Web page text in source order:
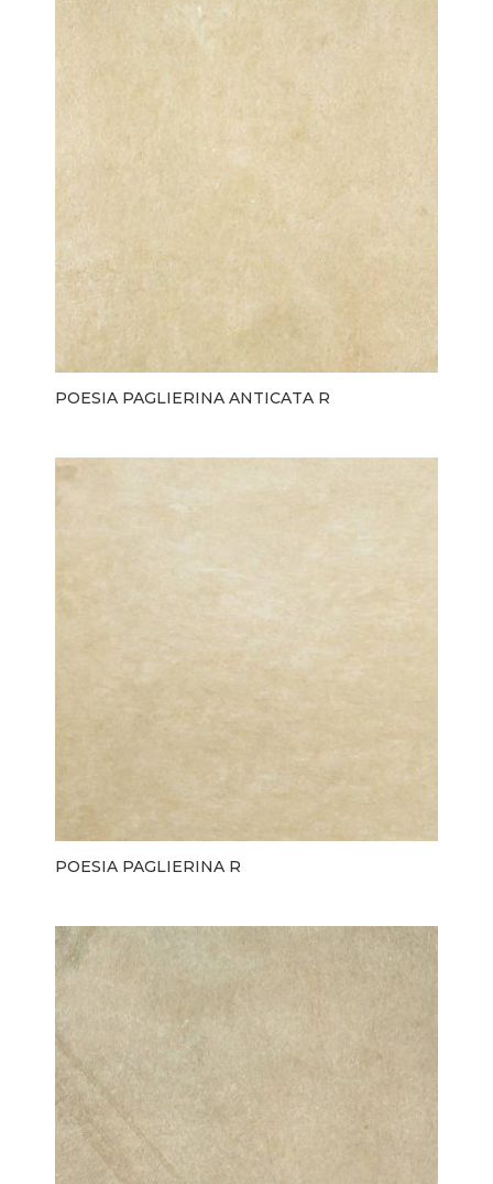
POESIA PAGLIERINA ANTICATA R
POESIA PAGLIERINA R